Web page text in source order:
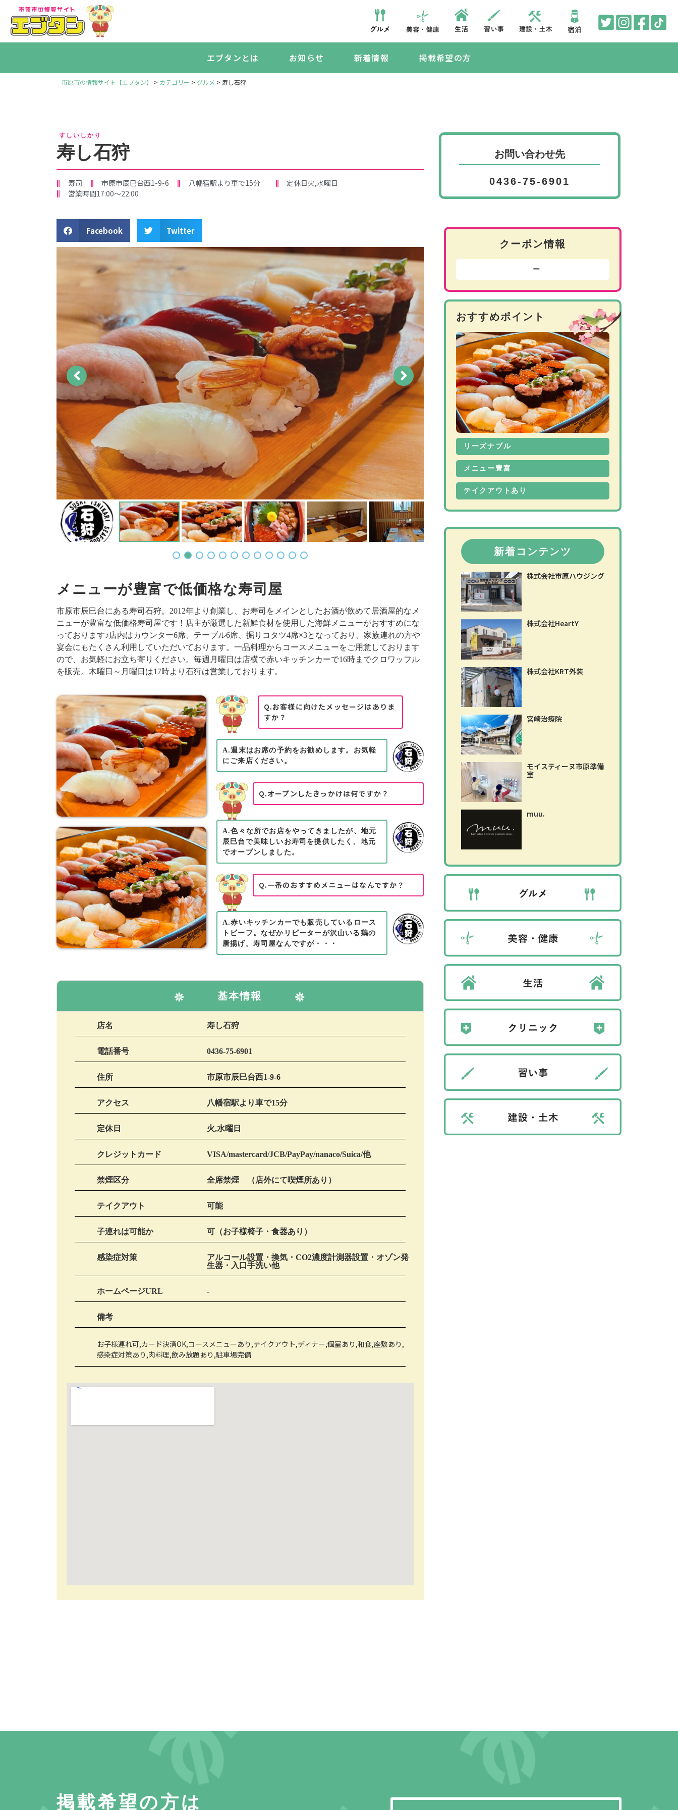
エブタンとは お知らせ 新着情報 掲載希望の方
市原市の情報サイト【エブタン】 > カテゴリー > グルメ > 寿し石狩
すしいしかり
寿し石狩
寿司 市原市辰巳台西1-9-6 八幡宿駅より車で15分
定休日火,水曜日
営業時間17:00～22:00
お問い合わせ先
0436-75-6901
Facebook Twitter
メニューが豊富で低価格な寿司屋
市原市辰巳台にある寿司石狩。2012年より創業し、お寿司をメインとしたお酒が飲めて居酒屋的なメ
ニューが豊富な低価格寿司屋です！店主が厳選した新鮮食材を使用した海鮮メニューがおすすめにな
っております♪店内はカウンター6席、テーブル6席、掘りコタツ4席×3となっており、家族連れの方や
宴会にもたくさん利用していただいております。一品料理からコースメニューをご用意しております
ので、お気軽にお立ち寄りください。毎週月曜日は店横で赤いキッチンカーで16時までクロワッフル
を販売。木曜日～月曜日は17時より石狩は営業しております。
Q.お客様に向けたメッセージはありま
すか？
A.週末はお席の予約をお勧めします。お気軽
にご来店ください。
Q.オープンしたきっかけは何ですか？
A.色々な所でお店をやってきましたが、地元
辰巳台で美味しいお寿司を提供したく、地元
でオープンしました。
Q.一番のおすすめメニューはなんですか？
A.赤いキッチンカーでも販売しているロース
トビーフ。なぜかリピーターが沢山いる鶏の
唐揚げ。寿司屋なんですが・・・
基本情報
店名 寿し石狩
電話番号 0436-75-6901
住所 市原市辰巳台西1-9-6
アクセス 八幡宿駅より車で15分
定休日 火,水曜日
クレジットカード VISA/mastercard/JCB/PayPay/nanaco/Suica/他
禁煙区分 全席禁煙 （店外にて喫煙所あり）
テイクアウト 可能
子連れは可能か 可（お子様椅子・食器あり）
感染症対策
アルコール設置・換気・CO2濃度計測器設置・オゾン発
生器・入口手洗い他
ホームページURL -
備考
お子様連れ可,カード決済OK,コースメニューあり,テイクアウト,ディナー,個室あり,和食,座敷あり,
感染症対策あり,肉料理,飲み放題あり,駐車場完備
クーポン情報
ー
おすすめポイント
リーズナブル
メニュー豊富
テイクアウトあり
新着コンテンツ
株式会社市原ハウジング
株式会社HeartY
株式会社KRT外装
宮崎治療院
モイスティーヌ市原準備
室
muu.
掲載希望の方は